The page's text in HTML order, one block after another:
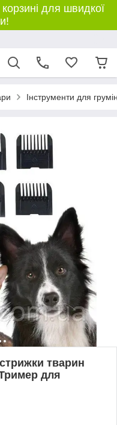
для швидкої
Інструменти для
тварин
для